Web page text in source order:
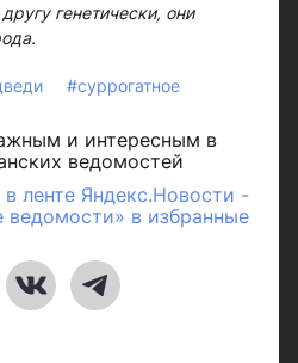
генетически, они
#суррогатное
и интересным в
ведомостей
ленте Яндекс.Новости -
ведомости» в избранные